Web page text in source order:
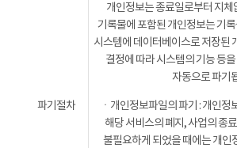
파기절차
개인정보는 종료일로부터 지체
기록물에 포함된 개인정보는 기
시스템에 데이터베이스로 저장된
결정에 따라 시스템의 기능 등
자동으로 파기
ㆍ개인정보파일의 파기 : 개인정
해당 서비스의 폐지, 사업의 종
불필요하게 되었을 때에는 개인